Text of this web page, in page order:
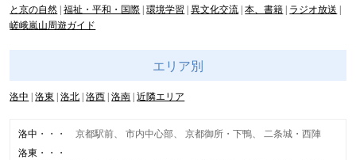
と京の自然 福祉・平和・国際 環境学習 異文化交流 本、書籍
ラジオ放送
嵯峨嵐山周遊ガイド
エリア別
洛中 洛東 洛北 洛西 洛南 近隣エリア
洛中 京都駅前 市内中心部 京都御所・下鴨
二条城・西陣
洛東